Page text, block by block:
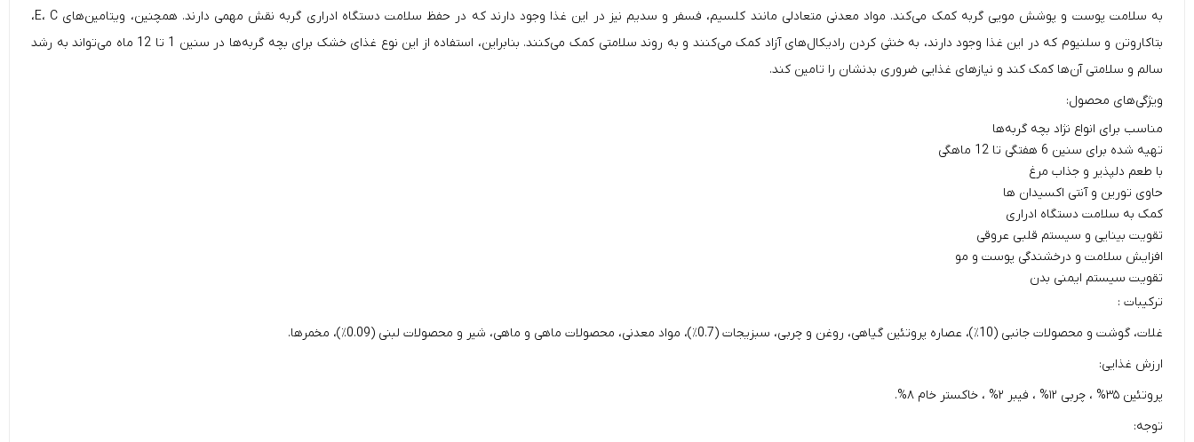
به سلامت پوست و پوشش مویی گربه کمک می‌کند. مواد معدنی متعادلی مانند کلسیم، فسفر و سدیم نیز در این غذا وجود دارند که در حفظ سلامت دستگاه ادراری گربه نقش مهمی دارند. همچنین، ویتامین‌های E، C،
بتاکاروتن و سلنیوم که در این غذا وجود دارند، به خنثی کردن رادیکال‌های آزاد کمک می‌کنند و به روند سلامتی کمک می‌کنند. بنابراین، استفاده از این نوع غذای خشک برای بچه گربه‌ها در سنین 1 تا 12 ماه می‌تواند به رشد
سالم و سلامتی آن‌ها کمک کند و نیازهای غذایی ضروری بدنشان را تامین کند.
ویژگی‌های محصول:
مناسب برای انواع نژاد بچه گربه‌ها
تهیه شده برای سنین 6 هفتگی تا 12 ماهگی
با طعم دلپذیر و جذاب مرغ
حاوی تورین و آنتی اکسیدان ها
کمک به سلامت دستگاه ادراری
تقویت بینایی و سیستم قلبی عروقی
افزایش سلامت و درخشندگی پوست و مو
تقویت سیستم ایمنی بدن
ترکیبات :
غلات، گوشت و محصولات جانبی (10٪)، عصاره پروتئین گیاهی، روغن و چربی، سبزیجات (0.7٪)، مواد معدنی، محصولات ماهی و ماهی، شیر و محصولات لبنی (0.09٪)، مخمرها.
ارزش غذایی:
پروتئین ۳۵% ، چربی ۱۲% ، فیبر ۲% ، خاکستر خام ۸%.
توجه: